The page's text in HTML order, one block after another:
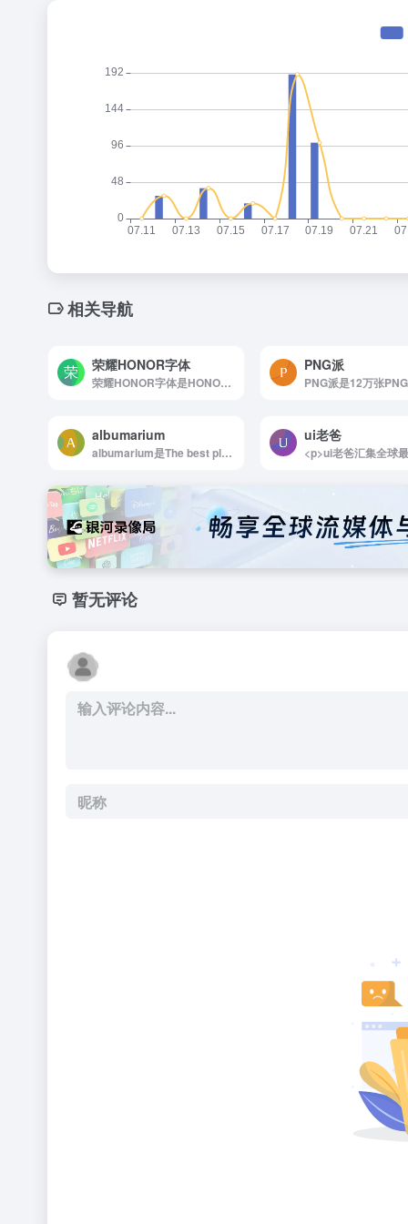
相关导航
荣耀HONOR字体
荣耀HONOR字体是HONOR Sans 是一款由荣耀公司...
PNG派
albumarium
albumarium是The best place to find &amp; share beautiful images
ui老爸
暂无评论